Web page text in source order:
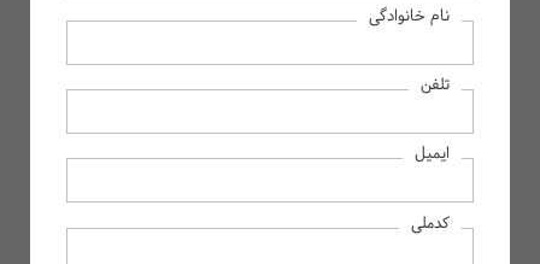
نرخ بهره چیست و چقدر است؟
تفاوت نرخ بهره ساده و نرخ بهره مرکب
نام خانوادگی
تلفن
ایمیل
کدملی